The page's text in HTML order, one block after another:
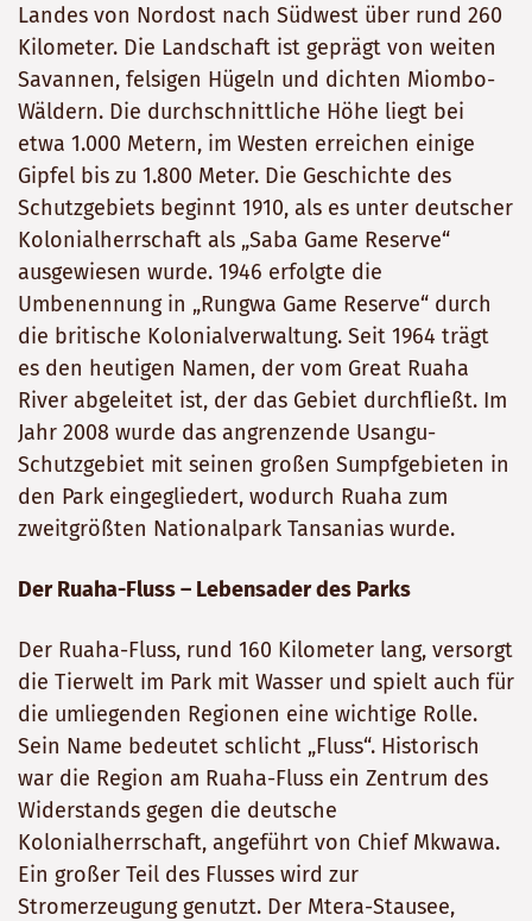
Landes von Nordost nach Südwest über rund 260
Kilometer. Die Landschaft ist geprägt von weiten
Savannen, felsigen Hügeln und dichten Miombo-
Wäldern. Die durchschnittliche Höhe liegt bei
etwa 1.000 Metern, im Westen erreichen einige
Gipfel bis zu 1.800 Meter. Die Geschichte des
Schutzgebiets beginnt 1910, als es unter deutscher
Kolonialherrschaft als „Saba Game Reserve“
ausgewiesen wurde. 1946 erfolgte die
Umbenennung in „Rungwa Game Reserve“ durch
die britische Kolonialverwaltung. Seit 1964 trägt
es den heutigen Namen, der vom Great Ruaha
River abgeleitet ist, der das Gebiet durchfließt. Im
Jahr 2008 wurde das angrenzende Usangu-
Schutzgebiet mit seinen großen Sumpfgebieten in
den Park eingegliedert, wodurch Ruaha zum
zweitgrößten Nationalpark Tansanias wurde.
Der Ruaha-Fluss – Lebensader des Parks
Der Ruaha-Fluss, rund 160 Kilometer lang, versorgt
die Tierwelt im Park mit Wasser und spielt auch für
die umliegenden Regionen eine wichtige Rolle.
Sein Name bedeutet schlicht „Fluss“. Historisch
war die Region am Ruaha-Fluss ein Zentrum des
Widerstands gegen die deutsche
Kolonialherrschaft, angeführt von Chief Mkwawa.
Ein großer Teil des Flusses wird zur
Stromerzeugung genutzt. Der Mtera-Stausee,